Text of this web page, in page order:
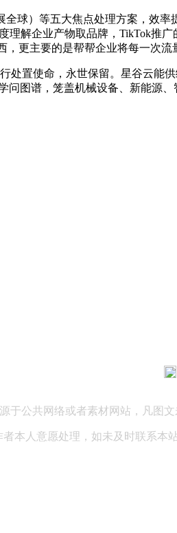
）等五大焦点处理方案，效率
解企业产物取品牌，TikTok推
更主要的是帮帮企业将每一次流
使命，永世保留。星谷云能
图谱，笼盖机械设备、新能源
于公共网络或者素材网站，凡图
本人意愿处理，如未及时联系本